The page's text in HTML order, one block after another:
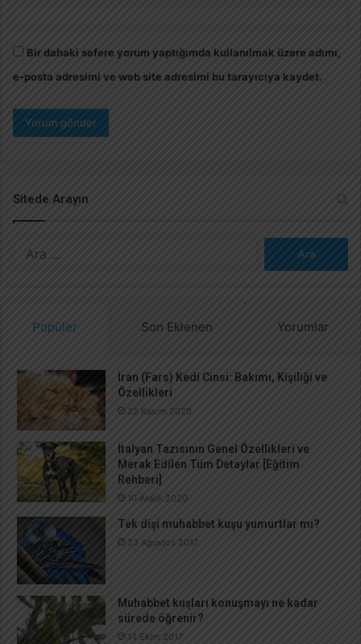
Bir dahaki sefere yorum yaptığımda kullanılmak üzere adımı,
e-posta adresimi ve web site adresimi bu tarayıcıya kaydet.
Sitede Arayın
Popüler Son Eklenen Yorumlar
İran (Fars) Kedi Cinsi: Bakımı, Kişiliği ve
Özellikleri
25 Kasım 2020
İtalyan Tazısının Genel Özellikleri ve
Merak Edilen Tüm Detaylar [Eğitim
Rehberi]
10 Aralık 2020
Tek dişi muhabbet kuşu yumurtlar mı?
23 Ağustos 2017
Muhabbet kuşları konuşmayı ne kadar
sürede öğrenir?
14 Ekim 2017